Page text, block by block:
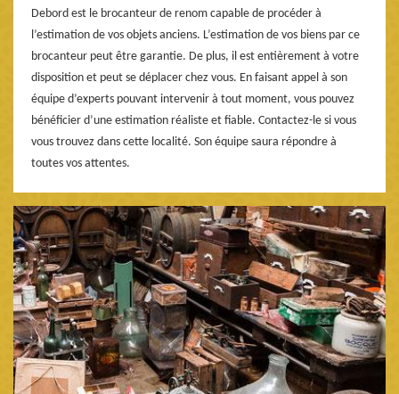
Debord est le brocanteur de renom capable de procéder à
l’estimation de vos objets anciens. L’estimation de vos biens par ce
brocanteur peut être garantie. De plus, il est entièrement à votre
disposition et peut se déplacer chez vous. En faisant appel à son
équipe d’experts pouvant intervenir à tout moment, vous pouvez
bénéficier d’une estimation réaliste et fiable. Contactez-le si vous
vous trouvez dans cette localité. Son équipe saura répondre à
toutes vos attentes.